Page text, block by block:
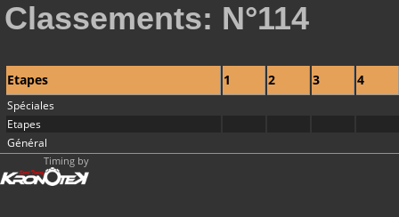
Classements: N°114
Etapes 1 2 3 4
Spéciales
Etapes
Général
Timing by